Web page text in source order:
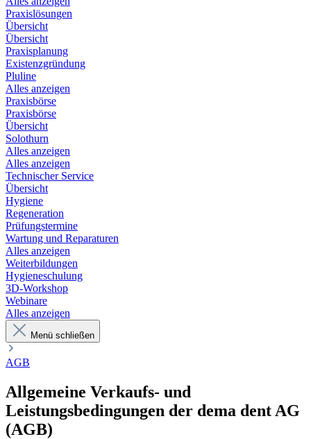
Praxislösungen
Übersicht
Übersicht
Praxisplanung
Existenzgründung
Pluline
Alles anzeigen
Praxisbörse
Praxisbörse
Übersicht
Solothurn
Alles anzeigen
Alles anzeigen
Technischer Service
Übersicht
Hygiene
Regeneration
Prüfungstermine
Wartung und Reparaturen
Alles anzeigen
Weiterbildungen
Hygieneschulung
3D-Workshop
Webinare
Alles anzeigen
Menü schließen
AGB
Allgemeine Verkaufs- und
Leistungsbedingungen der dema dent AG
(AGB)